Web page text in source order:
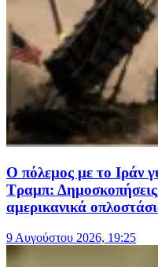
Ο πόλεμος με το Ιράν
Τραμπ:
αμερικανικά
9 Αυγούστου 2026, 19:25